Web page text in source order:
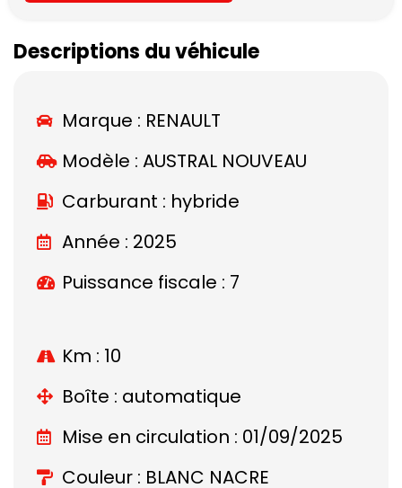
Descriptions du véhicule
Marque : RENAULT
Modèle : AUSTRAL NOUVEAU
Carburant : hybride
Année : 2025
Puissance fiscale : 7
Km : 10
Boîte : automatique
Mise en circulation : 01/09/2025
Couleur : BLANC NACRE